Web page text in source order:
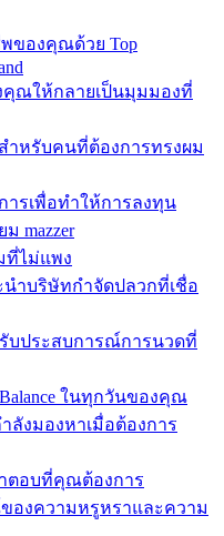
ของคุณด้วย Top
ณให้กลายเป็นมุมมองที่
ำหรับคนที่ต้องการทรงผม
รเพื่อทำให้การลงทุน
mazzer
ที่ไม่แพง
ำบริษัทกำจัดปลวกที่เชื่อ
หรับประสบการณ์การนวดที่
ในทุกวันของคุณ
งมองหาเมื่อต้องการ
ตอบที่คุณต้องการ
ของความหรูหราและความ